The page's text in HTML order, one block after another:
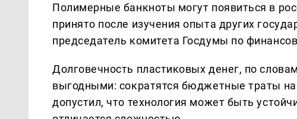
Полимерные банкноты могут появиться в
принято после изучения опыта других
председатель комитета Госдумы по
Долговечность пластиковых денег, по
выгодными: сократятся бюджетные траты
допустил, что технология может быть